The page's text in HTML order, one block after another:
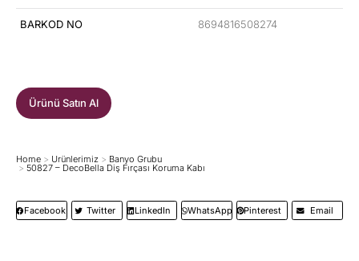
BARKOD NO 8694816508274
Ürünü Satın Al
You are here:
Home Ürünlerimiz Banyo Grubu
50827 – DecoBella Diş Fırçası Koruma Kabı
Facebook Twitter LinkedIn WhatsApp Pinterest Email